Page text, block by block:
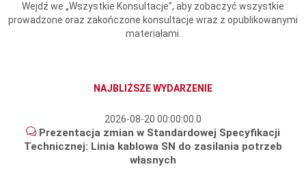
Wejdź we „Wszystkie Konsultacje”, aby zobaczyć wszystkie
prowadzone oraz zakończone konsultacje wraz z opublikowanymi
materiałami.
NAJBLIŻSZE WYDARZENIE
2026-08-20 00:00:00.0
Prezentacja zmian w Standardowej Specyfikacji
Technicznej: Linia kablowa SN do zasilania potrzeb
własnych